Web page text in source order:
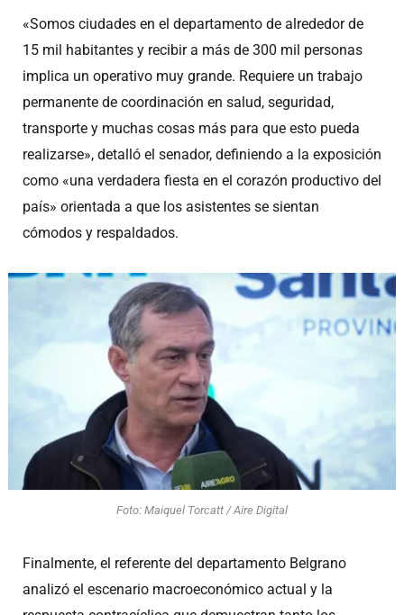
«Somos ciudades en el departamento de alrededor de
15 mil habitantes y recibir a más de 300 mil personas
implica un operativo muy grande. Requiere un trabajo
permanente de coordinación en salud, seguridad,
transporte y muchas cosas más para que esto pueda
realizarse», detalló el senador, definiendo a la exposición
como «una verdadera fiesta en el corazón productivo del
país» orientada a que los asistentes se sientan
cómodos y respaldados.
Foto: Maiquel Torcatt / Aire Digital
Finalmente, el referente del departamento Belgrano
analizó el escenario macroeconómico actual y la